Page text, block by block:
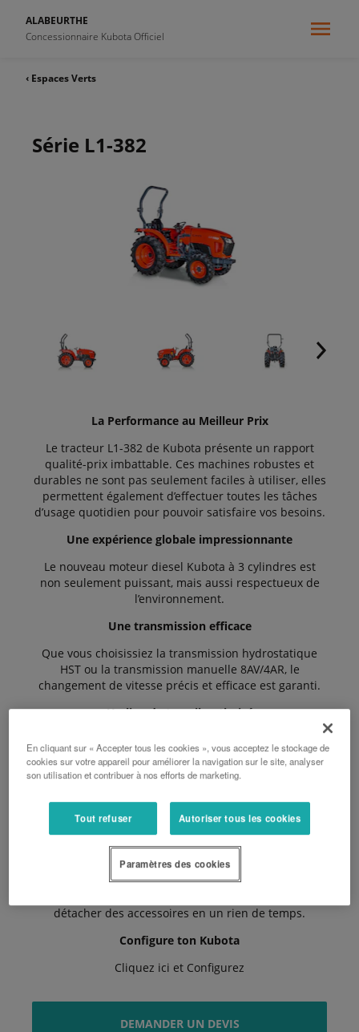
ALABEURTHE
Concessionnaire Kubota Officiel
‹ Espaces Verts
Série L1-382
La Performance au Meilleur Prix
Le tracteur L1-382 de Kubota présente un rapport
qualité-prix imbattable. Ces machines robustes et
durables ne sont pas seulement faciles à utiliser, elles
permettent également d’effectuer toutes les tâches
d’usage quotidien pour pouvoir satisfaire vos besoins.
Une expérience globale impressionnante
Le nouveau moteur diesel Kubota à 3 cylindres est
non seulement puissant, mais aussi respectueux de
l’environnement.
Une transmission efficace
Que vous choisissiez la transmission hydrostatique
HST ou la transmission manuelle 8AV/4AR, le
changement de vitesse précis et efficace est garanti.
Un lieu de travail optimisé
impressionne par son confort et son ergonomie
Une forte capacité de levage
puissante capacité de levage.
Un travail productif
Grâce au système de changement rapide en option du
détacher des accessoires en un rien de temps.
Configure ton Kubota
Cliquez ici et Configurez
DEMANDER UN DEVIS
En cliquant sur « Accepter tous les cookies », vous acceptez le stockage de
cookies sur votre appareil pour améliorer la navigation sur le site, analyser
son utilisation et contribuer à nos efforts de marketing.
Tout refuser Autoriser tous les cookies
Paramètres des cookies